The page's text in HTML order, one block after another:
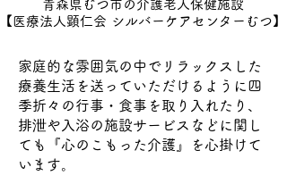
​青森県むつ市の介護老人保健施設
【医療法人顕仁会 シルバーケアセンターむつ】
家庭的な雰囲気の中でリラックスした
療養生活を送っていただけるように四
季折々の行事・食事を取り入れたり、
排泄や入浴の施設サービスなどに関し
ても『 心のこもった介護』を心掛けて
います。